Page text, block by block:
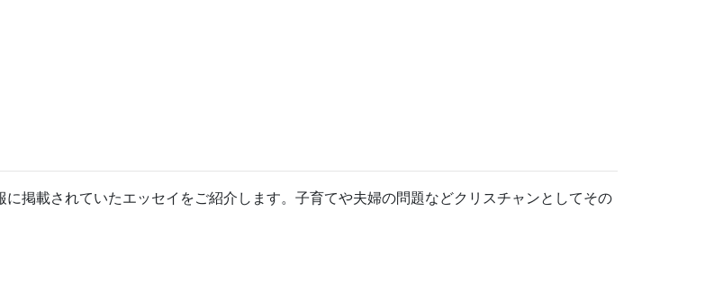
掲載されていたエッセイをご紹介します。子育てや夫婦の問題などクリスチャンとしてその